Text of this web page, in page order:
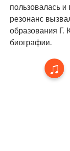
пользовалась
резонанс
образования Г.
биографии.